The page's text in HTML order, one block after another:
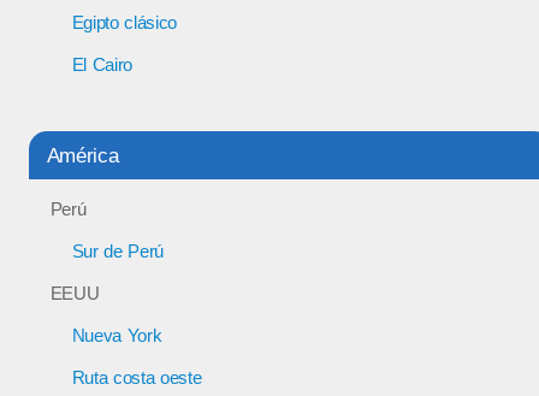
Egipto clásico
El Cairo
América
Perú
Sur de Perú
EEUU
Nueva York
Ruta costa oeste